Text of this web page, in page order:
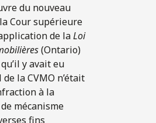
du nouveau
Cour supérieure
de laLoi
(Ontario)
y avait eu
la CVMO n’était
à la
mécanisme
fins